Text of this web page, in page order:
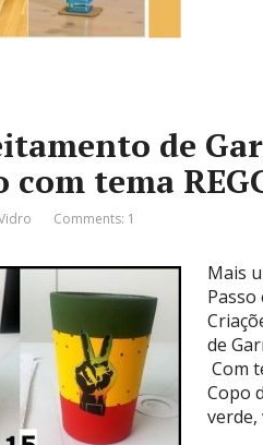
de
com tema
Comments: 1
Mais
de
Com
Copo
verde,